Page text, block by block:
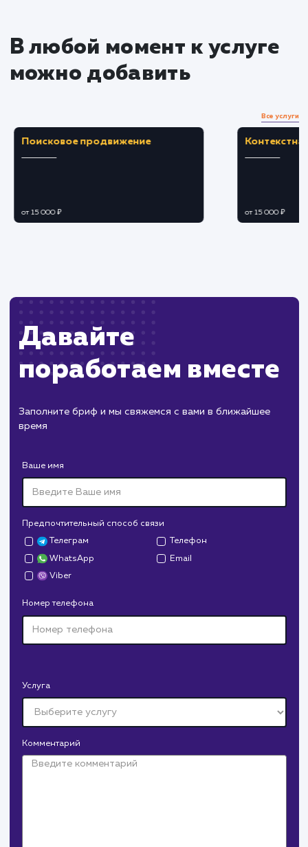
обеспечивая лучший пользовательский опыт.
Снижает нагрузку на сервер, что может
привести к снижению затрат на хостинг.
Не всегда подходит для сайтов с часто